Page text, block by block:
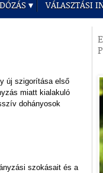
VÁLASZTÁSI
új szigorítása első
miatt kialakuló
dohányosok
szokásait és a